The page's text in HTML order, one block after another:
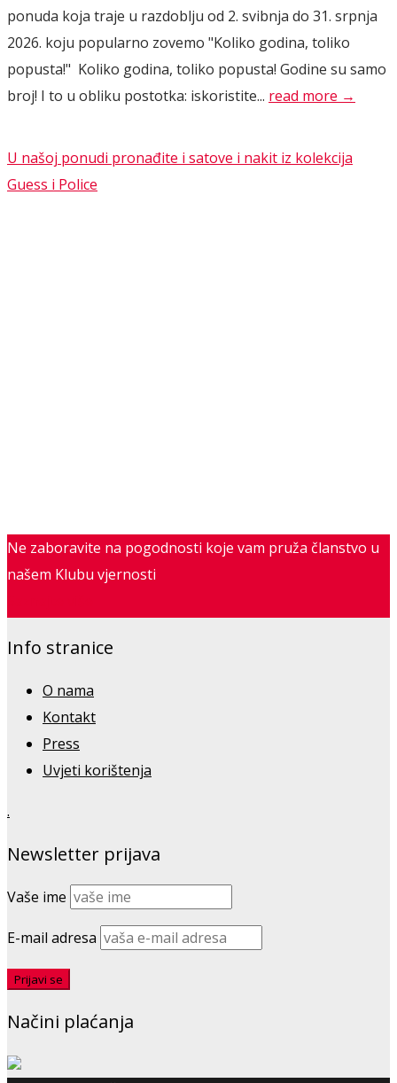
ponuda koja traje u razdoblju od 2. svibnja do 31. srpnja
2026. koju popularno zovemo "Koliko godina, toliko
popusta!" Koliko godina, toliko popusta! Godine su samo
broj! I to u obliku postotka: iskoristite... read more →
U našoj ponudi pronađite i satove i nakit iz kolekcija
Guess i Police
Ne zaboravite na pogodnosti koje vam pruža članstvo u
našem Klubu vjernosti
Info stranice
O nama
Kontakt
Press
Uvjeti korištenja
.
Newsletter prijava
Vaše ime
E-mail adresa
Načini plaćanja